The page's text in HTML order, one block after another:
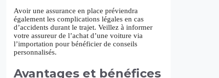
Avoir une assurance en place préviendra
également les complications légales en cas
d’accidents durant le trajet. Veillez à informer
votre assureur de l’achat d’une voiture via
l’importation pour bénéficier de conseils
personnalisés.
Avantages et bénéfices